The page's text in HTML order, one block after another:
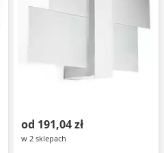
od 191,04 zł
w 2 sklepach